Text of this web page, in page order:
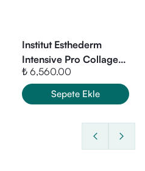
Institut Esthederm
Intensive Pro Collagen
Face Neck Cream 50
ml
₺ 6,560.00
Sepete Ekle